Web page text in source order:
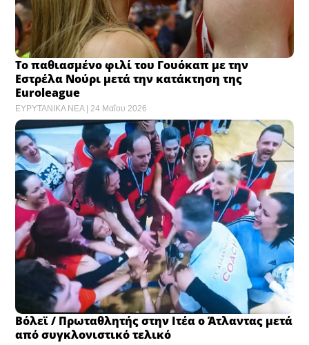
Το παθιασμένο φιλί του Γουόκαπ με την
Εστρέλα Νούρι μετά την κατάκτηση της
Euroleague
ΕΥΡΥΤΑΝΙΚΑ ΝΕΑ 24 Μαΐου 2026
Βόλεϊ / Πρωταθλητής στην Ιτέα ο Άτλαντας μετά
από συγκλονιστικό τελικό